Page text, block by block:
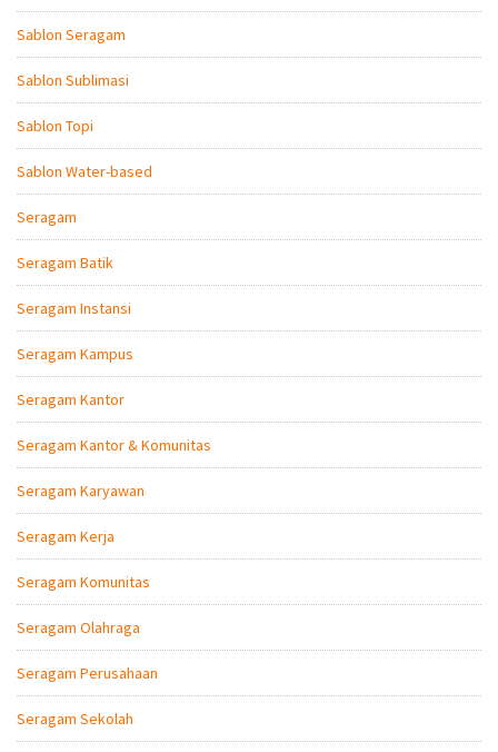
Sablon Seragam
Sablon Sublimasi
Sablon Topi
Sablon Water-based
Seragam
Seragam Batik
Seragam Instansi
Seragam Kampus
Seragam Kantor
Seragam Kantor & Komunitas
Seragam Karyawan
Seragam Kerja
Seragam Komunitas
Seragam Olahraga
Seragam Perusahaan
Seragam Sekolah